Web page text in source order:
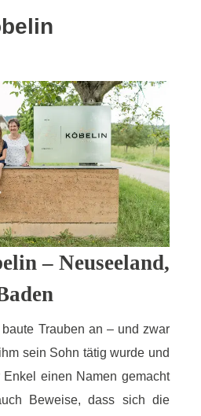
– Neuseeland,
Trauben an – und zwar
sein Sohn tätig wurde und
einen Namen gemacht
Beweise, dass sich die